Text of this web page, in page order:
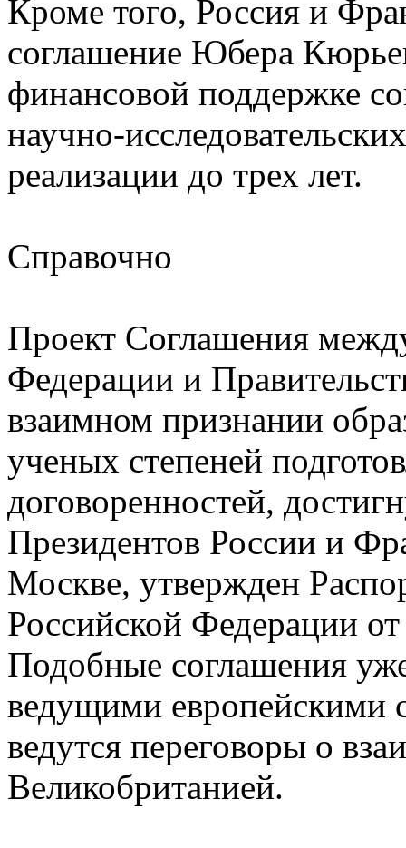
Кроме того, Россия и
соглашение Юбера
финансовой поддержке
научно-
реализации до трех лет.
Справочно
Проект Соглашения
Федерации и
взаимном признании
ученых степеней
договоренностей,
Президентов России и
Москве, утвержден
Российской Федерации
Подобные соглашения
ведущими европейскими
ведутся переговоры о
Великобританией.